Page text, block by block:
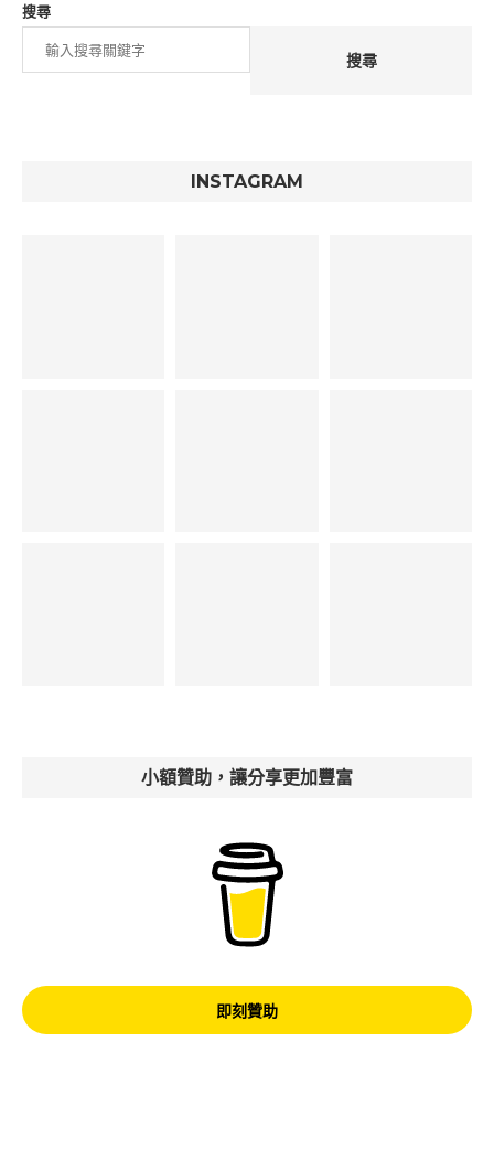
搜尋
搜尋
INSTAGRAM
小額贊助，讓分享更加豐富
即刻贊助